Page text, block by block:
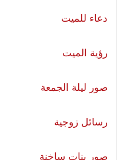
دعاء للميت
رؤية الميت
صور ليلة الجمعة
رسائل زوجية
صور بنات ساخنة